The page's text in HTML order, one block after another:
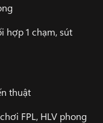
hợp 1 chạm, sút
thuật
FPL, HLV phong